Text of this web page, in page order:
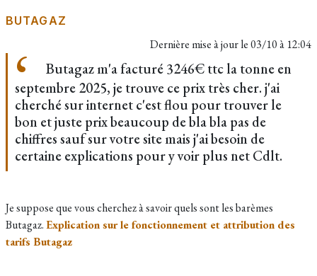
BUTAGAZ
Dernière mise à jour le03/10 à 12:04
Butagaz m'a facturé 3246€ ttc la tonne en
septembre 2025, je trouve ce prix très cher. j'ai
cherché sur internet c'est flou pour trouver le
bon et juste prix beaucoup de bla bla pas de
chiffres sauf sur votre site mais j'ai besoin de
certaine explications pour y voir plus net Cdlt.
Je suppose que vous cherchez à savoir quels sont les barèmes
Butagaz.Explication sur le fonctionnement et attribution des
tarifs Butagaz